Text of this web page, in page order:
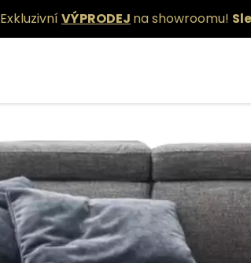
ExkluzivníVÝPRODEJ na showroomu!